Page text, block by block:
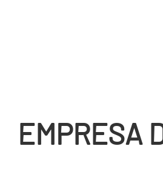
EMPRESA